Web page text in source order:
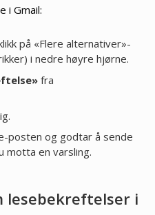
i Gmail:
på «Flere alternativer»-
i nedre høyre hjørne.
fra
posten og godtar å sende
motta en varsling.
lesebekreftelser i